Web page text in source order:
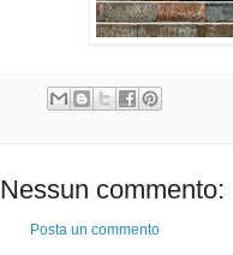
Nessun commento:
Posta un commento